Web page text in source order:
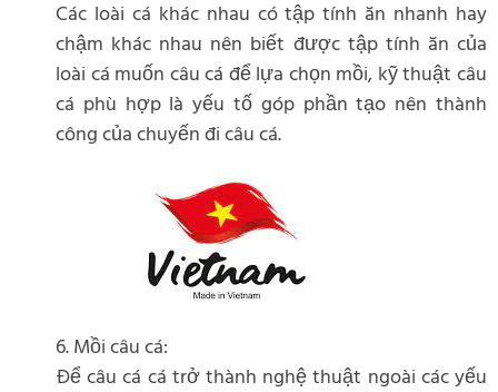
Các loài cá khác nhau có tập tính ăn nhanh hay
chậm khác nhau nên biết được tập tính ăn của
loài cá muốn câu cá để lựa chọn mồi, kỹ thuật câu
cá phù hợp là yếu tố góp phần tạo nên thành
công của chuyến đi câu cá.
6. Mồi câu cá:
Để câu cá cá trở thành nghệ thuật ngoài các yếu